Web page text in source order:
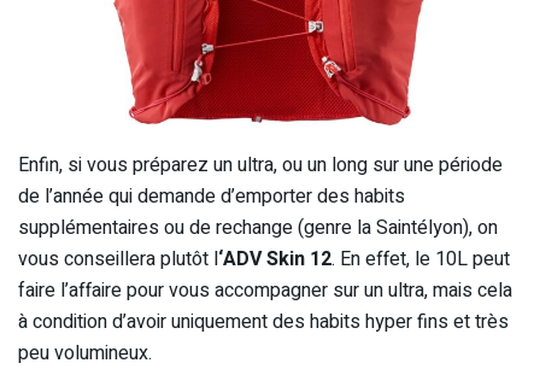
Enfin, si vous préparez un ultra, ou un long sur une période
de l’année qui demande d’emporter des habits
supplémentaires ou de rechange (genre la Saintélyon), on
vous conseillera plutôt l‘ADV Skin 12. En effet, le 10L peut
faire l’affaire pour vous accompagner sur un ultra, mais cela
à condition d’avoir uniquement des habits hyper fins et très
peu volumineux.